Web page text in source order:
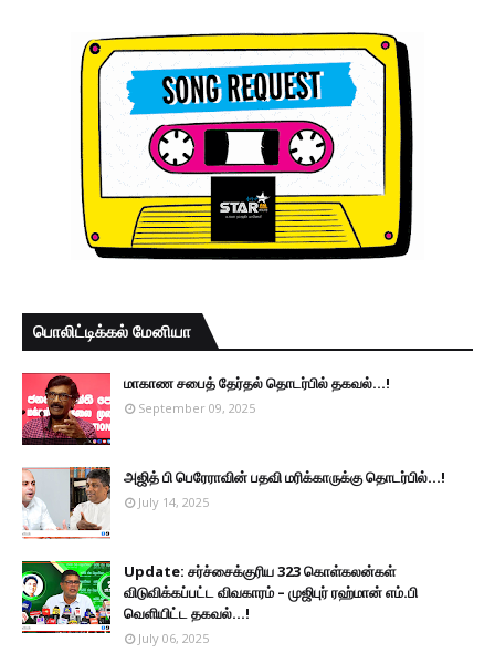
பொலிட்டிக்கல் மேனியா
மாகாண சபைத் தேர்தல் தொடர்பில் தகவல்...!
September 09, 2025
அஜித் பி பெரேராவின் பதவி மரிக்காருக்கு தொடர்பில்...!
July 14, 2025
Update: சர்ச்சைக்குரிய 323 கொள்கலன்கள்
விடுவிக்கப்பட்ட விவகாரம் – முஜிபுர் ரஹ்மான் எம்.பி
வெளியிட்ட தகவல்...!
July 06, 2025